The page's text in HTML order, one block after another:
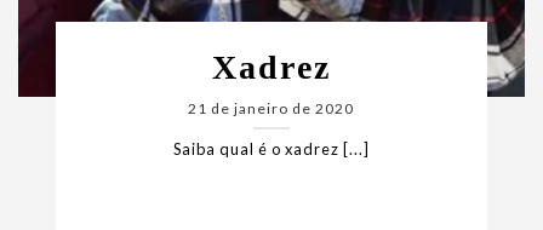
Xadrez
21 de janeiro de 2020
Saiba qual é o xadrez [...]